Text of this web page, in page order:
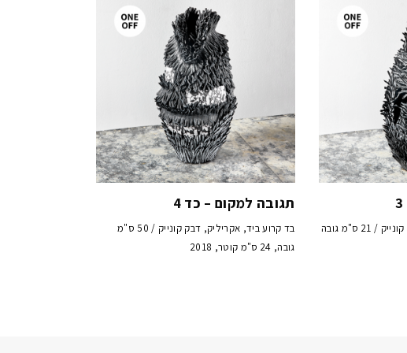
בד קרוע ביד, אקריליק, דבק קונייק / 21 ס"מ גובה
תגובה למקום – כד 4
בד קרוע ביד, אקריליק, דבק קונייק / 50 ס"מ
גובה, 24 ס"מ קוטר, 2018